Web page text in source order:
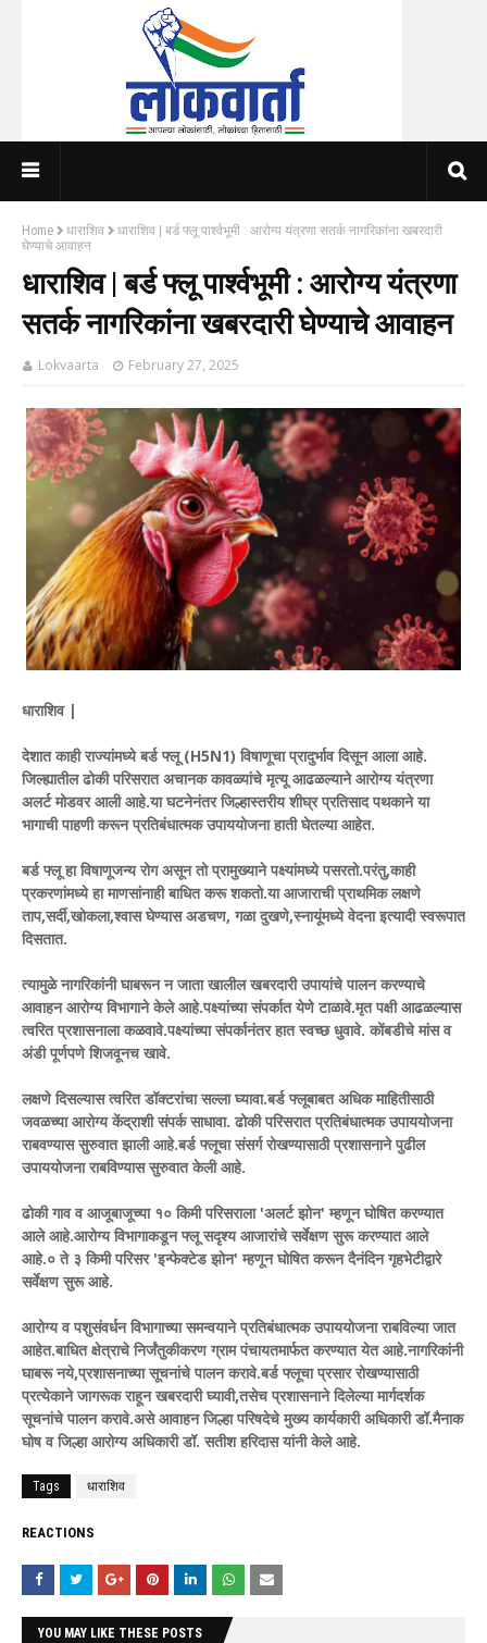
Home धाराशिव
धाराशिव | बर्ड फ्लू पार्श्वभूमी : आरोग्य यंत्रणा सतर्क नागरिकांना खबरदारी
घेण्याचे आवाहन
धाराशिव | बर्ड फ्लू पार्श्वभूमी : आरोग्य यंत्रणा
सतर्क नागरिकांना खबरदारी घेण्याचे आवाहन
Lokvaarta February 27, 2025
धाराशिव |
देशात काही राज्यांमध्ये बर्ड फ्लू (H5N1) विषाणूचा प्रादुर्भाव दिसून आला आहे.
जिल्ह्यातील ढोकी परिसरात अचानक कावळ्यांचे मृत्यू आढळल्याने आरोग्य यंत्रणा
अलर्ट मोडवर आली आहे.या घटनेनंतर जिल्हास्तरीय शीघ्र प्रतिसाद पथकाने या
भागाची पाहणी करून प्रतिबंधात्मक उपाययोजना हाती घेतल्या आहेत.
बर्ड फ्लू हा विषाणूजन्य रोग असून तो प्रामुख्याने पक्ष्यांमध्ये पसरतो.परंतु,काही
प्रकरणांमध्ये हा माणसांनाही बाधित करू शकतो.या आजाराची प्राथमिक लक्षणे
ताप,सर्दी,खोकला,श्वास घेण्यास अडचण, गळा दुखणे,स्नायूंमध्ये वेदना इत्यादी स्वरूपात
दिसतात.
त्यामुळे नागरिकांनी घाबरून न जाता खालील खबरदारी उपायांचे पालन करण्याचे
आवाहन आरोग्य विभागाने केले आहे.पक्ष्यांच्या संपर्कात येणे टाळावे.मृत पक्षी आढळल्यास
त्वरित प्रशासनाला कळवावे.पक्ष्यांच्या संपर्कानंतर हात स्वच्छ धुवावे. कोंबडीचे मांस व
अंडी पूर्णपणे शिजवूनच खावे.
लक्षणे दिसल्यास त्वरित डॉक्टरांचा सल्ला घ्यावा.बर्ड फ्लूबाबत अधिक माहितीसाठी
जवळच्या आरोग्य केंद्राशी संपर्क साधावा. ढोकी परिसरात प्रतिबंधात्मक उपाययोजना
राबवण्यास सुरुवात झाली आहे.बर्ड फ्लूचा संसर्ग रोखण्यासाठी प्रशासनाने पुढील
उपाययोजना राबविण्यास सुरुवात केली आहे.
ढोकी गाव व आजूबाजूच्या १० किमी परिसराला 'अलर्ट झोन' म्हणून घोषित करण्यात
आले आहे.आरोग्य विभागाकडून फ्लू सदृश्य आजारांचे सर्वेक्षण सुरू करण्यात आले
आहे.० ते ३ किमी परिसर 'इन्फेक्टेड झोन' म्हणून घोषित करून दैनंदिन गृहभेटीद्वारे
सर्वेक्षण सुरू आहे.
आरोग्य व पशुसंवर्धन विभागाच्या समन्वयाने प्रतिबंधात्मक उपाययोजना राबविल्या जात
आहेत.बाधित क्षेत्राचे निर्जंतुकीकरण ग्राम पंचायतमार्फत करण्यात येत आहे.नागरिकांनी
घाबरू नये,प्रशासनाच्या सूचनांचे पालन करावे.बर्ड फ्लूचा प्रसार रोखण्यासाठी
प्रत्येकाने जागरूक राहून खबरदारी घ्यावी,तसेच प्रशासनाने दिलेल्या मार्गदर्शक
सूचनांचे पालन करावे.असे आवाहन जिल्हा परिषदेचे मुख्य कार्यकारी अधिकारी डॉ.मैनाक
घोष व जिल्हा आरोग्य अधिकारी डॉ. सतीश हरिदास यांनी केले आहे.
Tags धाराशिव
REACTIONS
YOU MAY LIKE THESE POSTS